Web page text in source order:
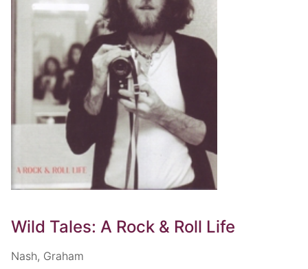
Wild Tales: A Rock & Roll Life
Nash, Graham